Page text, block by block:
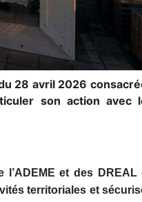
28 avril 2026
son action avec
et des
territoriales et